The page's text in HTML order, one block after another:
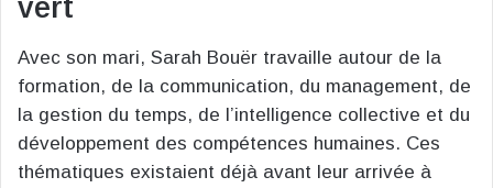
vert
Avec son mari, Sarah Bouër travaille autour de la
formation, de la communication, du management, de
la gestion du temps, de l’intelligence collective et du
développement des compétences humaines. Ces
thématiques existaient déjà avant leur arrivée à